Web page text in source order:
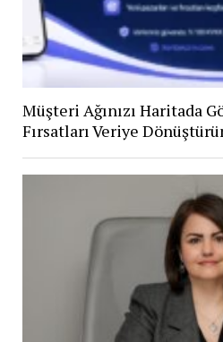
Müşteri Ağınızı Haritada
Fırsatları Veriye